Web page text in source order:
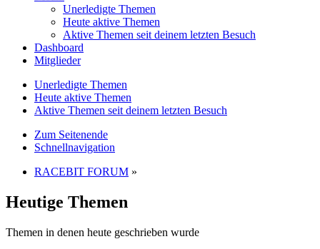
Unerledigte Themen
Heute aktive Themen
Aktive Themen seit deinem letzten Besuch
Dashboard
Mitglieder
Unerledigte Themen
Heute aktive Themen
Aktive Themen seit deinem letzten Besuch
Zum Seitenende
Schnellnavigation
RACEBIT FORUM »
Heutige Themen
Themen in denen heute geschrieben wurde